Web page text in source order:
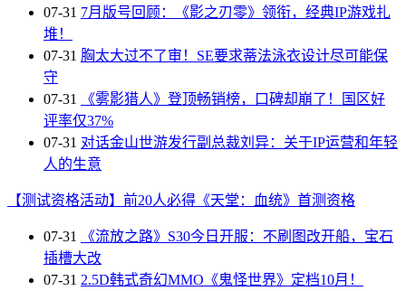
07-31 7月版号回顾：《影之刃零》领衔，经典IP游戏扎
堆！
07-31 胸太大过不了审！SE要求蒂法泳衣设计尽可能保
守
07-31
《雾影猎人》登顶畅销榜，口碑却崩了！国区好
评率仅37%
07-31 对话金山世游发行副总裁刘异：关于IP运营和年轻
人的生意
【测试资格活动】前20人必得《天堂：血统》首测资格
07-31
《流放之路》S30今日开服：不刷图改开船，宝石
插槽大改
07-31 2.5D韩式奇幻MMO《鬼怪世界》定档10月！